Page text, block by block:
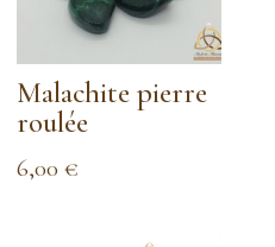
Malachite pierre
roulée
6,00€